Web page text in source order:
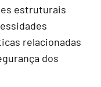
estruturais
relacionadas
dos